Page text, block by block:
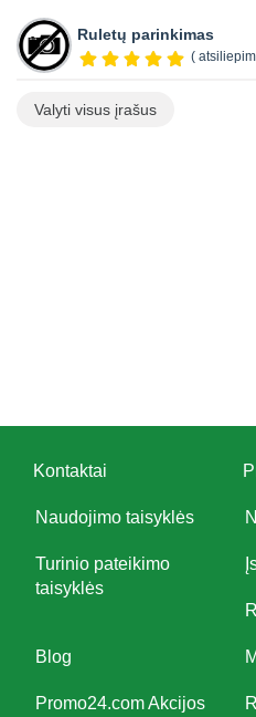
Ruletų parinkimas
(
Valyti visus įrašus
Kontaktai
Naudojimo taisyklės
Turinio pateikimo
taisyklės
Blog
Promo24.com Akcijos